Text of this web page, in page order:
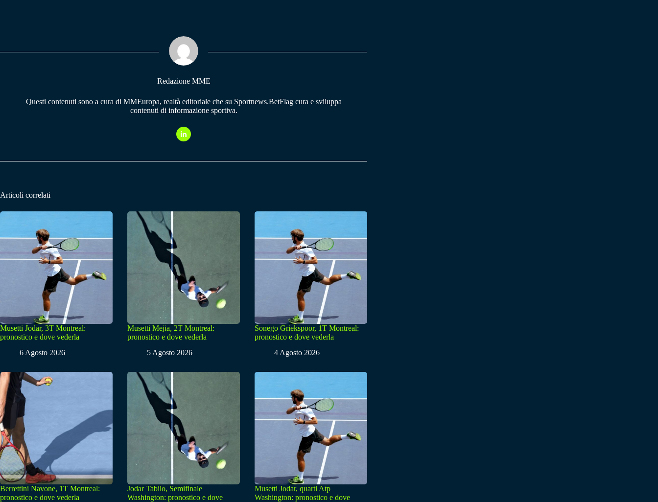
pp m
Redazione MME
Questi contenuti sono a cura di MMEuropa, realtà editoriale che su Sportnews.BetFlag cura e sviluppa
contenuti di informazione sportiva.
Articoli correlati
Musetti Jodar, 3T Montreal:
pronostico e dove vederla
6 Agosto 2026
Musetti Mejia, 2T Montreal:
pronostico e dove vederla
5 Agosto 2026
Sonego Griekspoor, 1T Montreal:
pronostico e dove vederla
4 Agosto 2026
Berrettini Navone, 1T Montreal:
pronostico e dove vederla
Jodar Tabilo, Semifinale
Washington: pronostico e dove
Musetti Jodar, quarti Atp
Washington: pronostico e dove